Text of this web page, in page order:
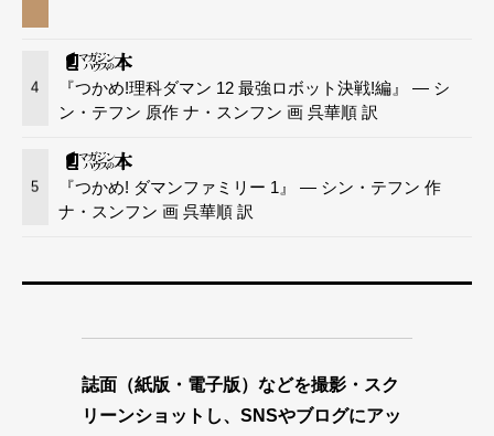
4
『つかめ!理科ダマン 12 最強ロボット決戦!編』 — シ
ン・テフン 原作 ナ・スンフン 画 呉華順 訳
5
『つかめ! ダマンファミリー 1』 — シン・テフン 作
ナ・スンフン 画 呉華順 訳
誌面（紙版・電子版）などを撮影・スク
リーンショットし、SNSやブログにアッ